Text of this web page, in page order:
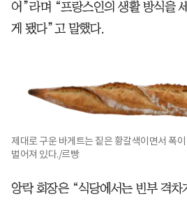
어”라며 “프랑스인의 생활 방식을
게 됐다”고 말했다.
제대로 구운 바게트는 짙은 황갈색이면서 폭
벌어져 있다./르빵
앙락 회장은 “식당에서는 빈부 격